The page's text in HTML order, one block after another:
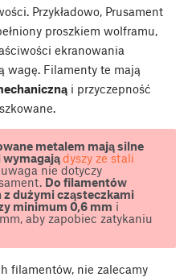
Przykładowo, Prusament
proszkiem wolframu,
ekranowania
wagę. Filamenty te mają
i przyczepność
metalem mają silne
wymagajądyszy ze stali
nie dotyczy
Do filamentów
dużymi cząsteczkami
minimum 0,6 mm i
aby zapobiec zatykaniu
filamentów, nie zalecamy